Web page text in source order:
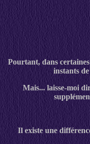
Pourtant, dans
instants
Mais... laisse-moi
Il existe une